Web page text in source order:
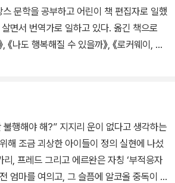
page.fr www.monstr
www.monstroveganes.monstrograph.com
문학을 공부하고 어린이 책 편집자로 일했
면서 번역가로 일하고 있다. 옮긴 책으로
《나도 행복해질 수 있을까》, 《로커웨이, 이
리 운이 없다고 생각하는
에 나섰
엄마를 여의고, 그 슬픔에 알코올 중독이 된